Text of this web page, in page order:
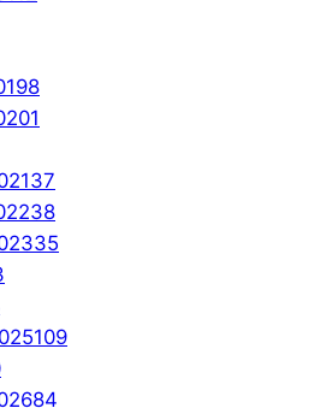
8
1
37
38
35
109
84